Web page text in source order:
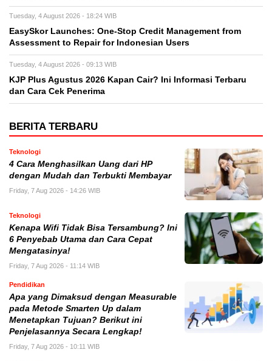
Tuesday, 4 August 2026 - 18:24 WIB
EasySkor Launches: One-Stop Credit Management from
Assessment to Repair for Indonesian Users
Tuesday, 4 August 2026 - 09:13 WIB
KJP Plus Agustus 2026 Kapan Cair? Ini Informasi Terbaru
dan Cara Cek Penerima
BERITA TERBARU
Teknologi
4 Cara Menghasilkan Uang dari HP
dengan Mudah dan Terbukti Membayar
Friday, 7 Aug 2026 - 14:26 WIB
Teknologi
Kenapa Wifi Tidak Bisa Tersambung? Ini
6 Penyebab Utama dan Cara Cepat
Mengatasinya!
Friday, 7 Aug 2026 - 11:14 WIB
Pendidikan
Apa yang Dimaksud dengan Measurable
pada Metode Smarten Up dalam
Menetapkan Tujuan? Berikut ini
Penjelasannya Secara Lengkap!
Friday, 7 Aug 2026 - 10:11 WIB